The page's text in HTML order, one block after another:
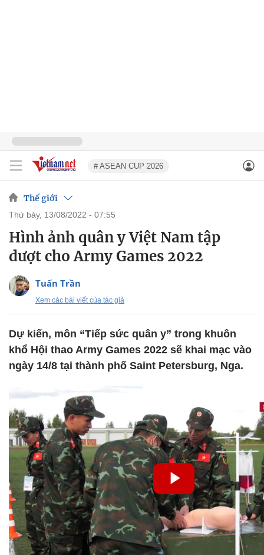
# ASEAN CUP 2026
Thế giới
thứ bảy, 13/08/2022 - 07:55
Hình ảnh quân y Việt Nam tập
dượt cho Army Games 2022
Tuấn Trần
Xem các bài viết của tác giả
Dự kiến, môn “Tiếp sức quân y” trong khuôn
khổ Hội thao Army Games 2022 sẽ khai mạc vào
ngày 14/8 tại thành phố Saint Petersburg, Nga.